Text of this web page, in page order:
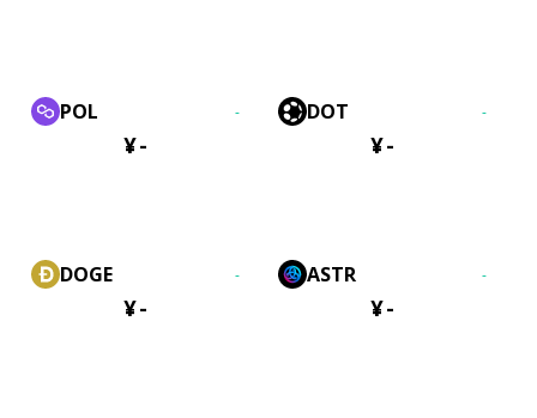
POL -
¥-
DOT -
¥-
DOGE -
¥-
ASTR -
¥-